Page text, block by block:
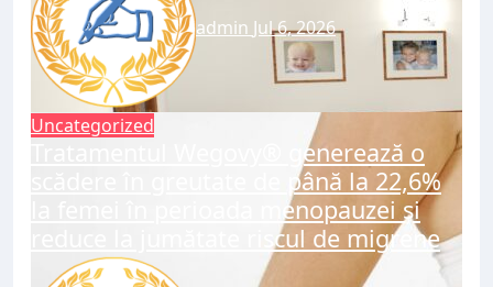
admin Jul 6, 2026
Uncategorized
Tratamentul Wegovy® generează o
scădere în greutate de până la 22,6%
la femei în perioada menopauzei și
reduce la jumătate riscul de migrene